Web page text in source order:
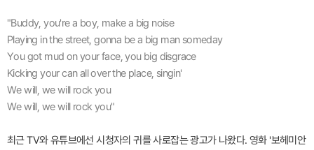
"Buddy, you're a boy, make a big noise
Playing in the street, gonna be a big man someday
You got mud on your face, you big disgrace
Kicking your can all over the place, singin'
We will, we will rock you
We will, we will rock you"
최근 TV와 유튜브에선 시청자의 귀를 사로잡는 광고가 나왔다. 영화 '보헤미안